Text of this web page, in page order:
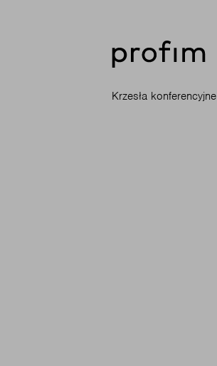
Krzesła konferencyjne